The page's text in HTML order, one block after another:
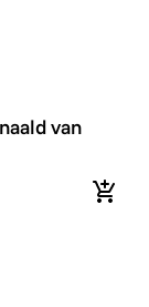
van 24mm
van
In